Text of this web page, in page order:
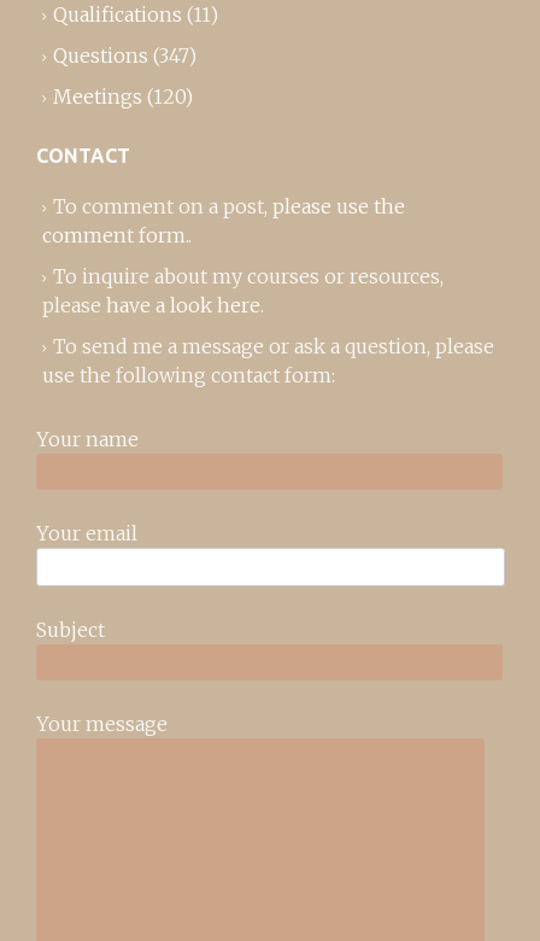
Qualifications (11)
Questions (347)
Meetings (120)
CONTACT
To comment on a post, please use the
comment form..
To inquire about my courses or resources,
please have a look here.
To send me a message or ask a question, please
use the following contact form:
Your name
Your email
Subject
Your message